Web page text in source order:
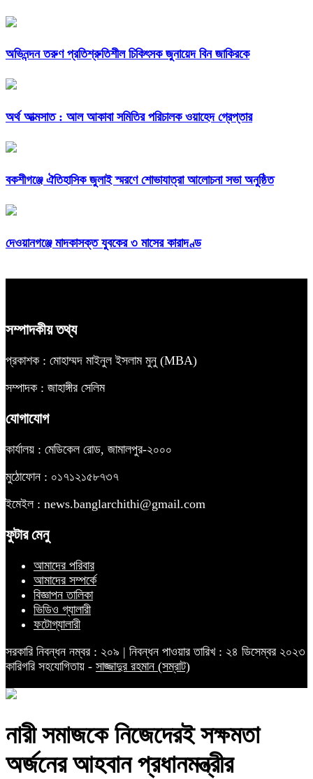
অভিনন্দন তরুণ প্রতিশ্রুতিশীল চিকিৎসক জুনায়েদ বিন জাকিরকে
অর্থ আত্মসাত : আল আকাবা সমিতির পরিচালক ওয়াহেদ গ্রেপ্তার
বকশীগঞ্জে ঐতিহাসিক জুলাই স্মরণে শোভাযাত্রা আলোচনা সভা অনুষ্ঠিত
দেওয়ানগঞ্জে মাদকাসক্ত যুবকের ৩ মাসের কারাদণ্ড
সম্পাদকীয় তথ্য
প্রকাশক : মোহাম্মদ মাইনুল ইসলাম মুনু (MBA)
সম্পাদক : জাহাঙ্গীর সেলিম
যোগাযোগ
কার্যালয় : মেডিকেল রোড, জামালপুর-২০০০
মুঠোফোন : ০১৭১২১৫৮৭৩৭
ইমেইল : news.banglarchithi@gmail.com
ফুটার মেনু
আমাদের পরিবার
আমাদের সম্পর্কে
বিজ্ঞাপন তালিকা
ভিডিও গ্যালারী
ফটোগ্যালারী
সরকারি নিবন্ধন নম্বর : ২০৯ | নিবন্ধন পাওয়ার তারিখ : ২৪ ডিসেম্বর ২০২৩
কারিগরি সহযোগিতায় - সাজ্জাদুর রহমান (সম্রাট)
নারী সমাজকে নিজেদেরই সক্ষমতা
অর্জনের আহবান প্রধানমন্ত্রীর